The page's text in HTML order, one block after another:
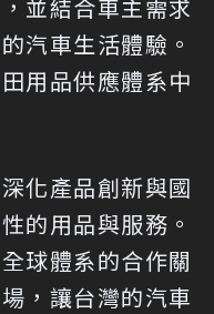
並結合車主需求
汽車生活體驗。
用品供應體系中
化產品創新與國
的用品與服務。
球體系的合作關
，讓台灣的汽車